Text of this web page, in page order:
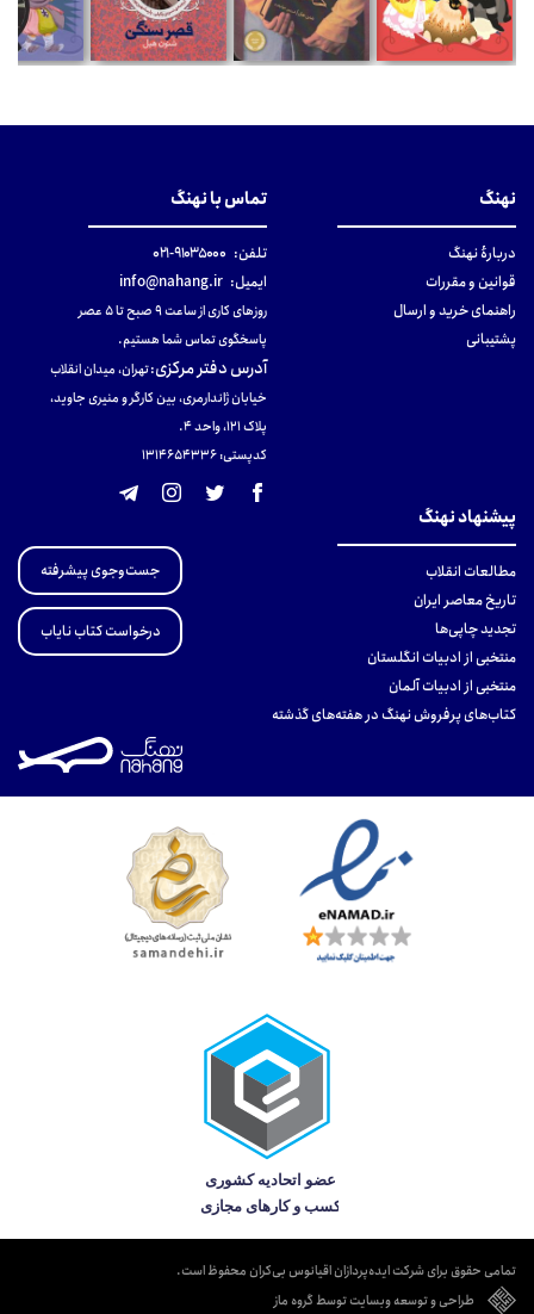
نهنگ
دربارهٔ نهنگ
قوانین و مقررات
راهنمای خرید و ارسال
پشتیبانی
تماس با نهنگ
تلفن: ۹۱۰۳۵۰۰۰-۰۲۱
ایمیل: info@nahang.ir
روزهای کاری از ساعت ۹ صبح تا ۵ عصر
پاسخگوی تماس شما هستیم.
آدرس دفتر مرکزی:تهران، میدان انقلاب
خیابان ژاندارمری، بین کارگر و منیری جاوید،
پلاک 121، واحد ۴.
کدپستی: 131465433۶
پیشنهاد نهنگ
مطالعات انقلاب
تاریخ معاصر ایران
تجدید چاپی‌ها
منتخبی از ادبیات انگلستان
منتخبی از ادبیات آلمان
کتاب‌های پرفروش نهنگ در هفته‌های گذشته
جست‌وجوی پیشرفته
درخواست کتاب نایاب
تمامی حقوق برای شرکت ایده‌پردازان اقیانوس بی‌کران محفوظ است.
طراحی و توسعه وبسایت توسط گروه ماز